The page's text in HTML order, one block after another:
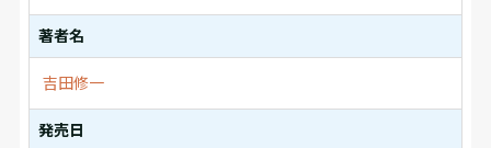
著者名
吉田修一
発売日